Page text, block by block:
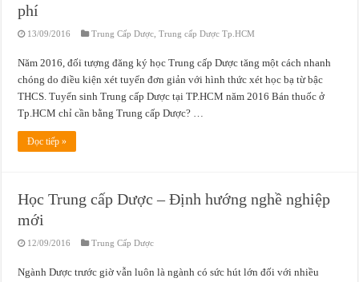
phí
13/09/2016 Trung Cấp Dược ,Trung cấp Dược Tp.HCM
Năm 2016, đối tượng đăng ký học Trung cấp Dược tăng một cách nhanh
chóng do điều kiện xét tuyển đơn giản với hình thức xét học bạ từ bậc
THCS. Tuyển sinh Trung cấp Dược tại TP.HCM năm 2016 Bán thuốc ở
Tp.HCM chỉ cần bằng Trung cấp Dược? …
Đọc tiếp »
Học Trung cấp Dược – Định hướng nghề nghiệp
mới
12/09/2016 Trung Cấp Dược
Ngành Dược trước giờ vẫn luôn là ngành có sức hút lớn đối với nhiều